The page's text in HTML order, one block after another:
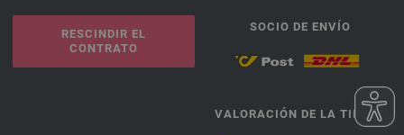
RESCINDIR EL
CONTRATO
SOCIO DE ENVÍO
VALORACIÓN DE LA TIENDA